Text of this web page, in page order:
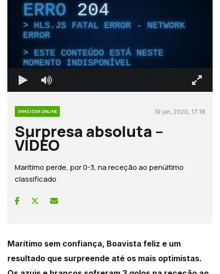
ERRO204
HLS.JS FATAL ERROR - NETWORK
ERROR
ESTE CONTEÚDO ESTÁ NESTE
MOMENTO INDISPONÍVEL
GRACIOSA ONLINE 19 jan, 2020, 17:18
Surpresa absoluta –
VÍDEO
Marítimo perde, por 0-3, na receção ao penúltimo
classificado
Marítimo sem confiança, Boavista feliz e um
resultado que surpreende até os mais optimistas.